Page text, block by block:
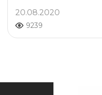
20.08.2020
9239